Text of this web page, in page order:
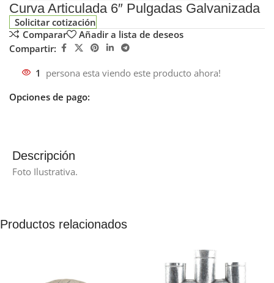
Curva Articulada 6″ Pulgadas Galvanizada
Solicitar cotización
Comparar
Añadir a lista de deseos
Compartir:
1 persona esta viendo este producto ahora!
Opciones de pago:
Descripción
Foto Ilustrativa.
Productos relacionados